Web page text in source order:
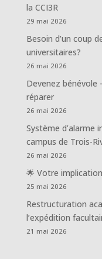
la CCI3R
29 mai 2026
Besoin d’un coup
universitaires?
26 mai 2026
Devenez bénévole
réparer
26 mai 2026
Système d’alarme
campus de Trois-
26 mai 2026
🌟 Votre
25 mai 2026
Restructuration
l’expédition
21 mai 2026